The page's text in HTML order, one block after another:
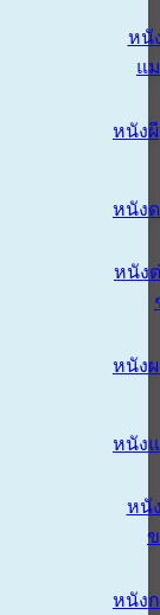
หนั
แ
หนังผี
หนัง
หนัง
หนัง
หนัง
หนั
หนัง